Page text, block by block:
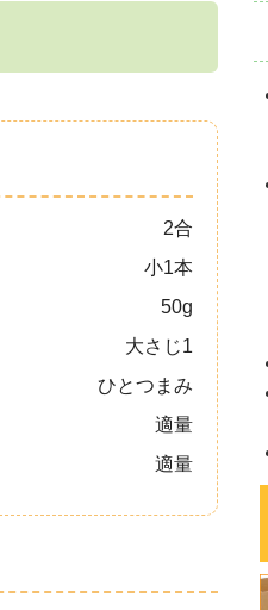
2合
小1本
50g
大さじ1
ひとつまみ
適量
適量